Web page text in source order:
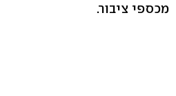
מכספי ציבור.